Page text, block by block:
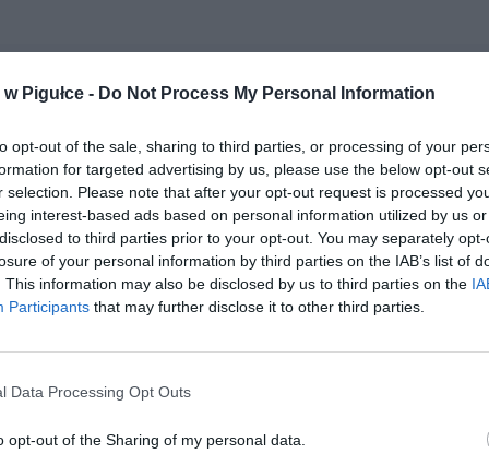
Pigułce - Do Not Process My Personal Information
opt-out of the sale, sharing to third parties, or processing of your
for targeted advertising by us, please use the below opt-out
selection. Please note that after your opt-out request is processed
interest-based ads based on personal information utilized by us
to third parties prior to your opt-out. You may separately
of your personal information by third parties on the IAB’s list of
This information may also be disclosed by us to third parties on the
Participants that may further disclose it to other third parties.
Data Processing Opt Outs
opt-out of the Sharing of my personal data.